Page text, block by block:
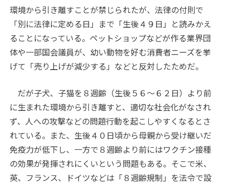
環境から引き離すことが禁じられたが、法律の付則で
「別に法律に定める日」まで「生後４９日」と読みかえ
ることになっている。ペットショップなどが作る業界団
体や一部国会議員が、幼い動物を好む消費者ニーズを挙
げて「売り上げが減少する」などと反対したためだ。
だが子犬、子猫を８週齢（生後５６～６２日）より前
に生まれた環境から引き離すと、適切な社会化がなされ
ず、人への攻撃などの問題行動を起こしやすくなるとさ
れている。また、生後４０日頃から母親から受け継いだ
免疫力が低下し、一方で８週齢より前にはワクチン接種
の効果が発揮されにくいという問題もある。そこで米、
英、フランス、ドイツなどは「８週齢規制」を法令で設